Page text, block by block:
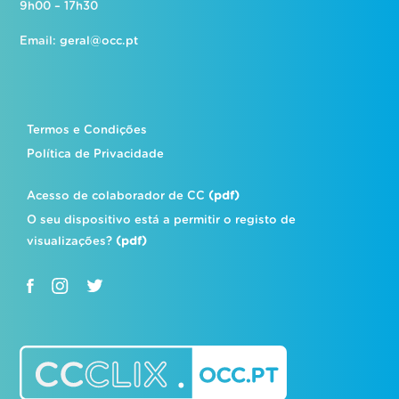
9h00 – 17h30
Email:geral@occ.pt
Termos e Condições
Política de Privacidade
Acesso de colaborador de CC(pdf)
O seu dispositivo está a permitir o registo de
visualizações?(pdf)